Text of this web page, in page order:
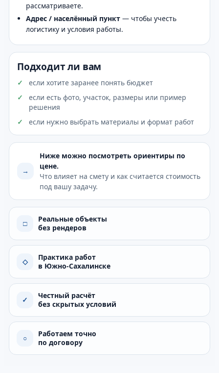
рассматриваете.
Адрес / населённый пункт — чтобы учесть
логистику и условия работы.
Подходит ли вам
если хотите заранее понять бюджет
если есть фото, участок, размеры или пример
решения
если нужно выбрать материалы и формат работ
→
Ниже можно посмотреть ориентиры по
цене.
Что влияет на смету и как считается стоимость
под вашу задачу.
□
Реальные объекты
без рендеров
◇
Практика работ
в Южно-Сахалинске
✓
Честный расчёт
без скрытых условий
○
Работаем точно
по договору